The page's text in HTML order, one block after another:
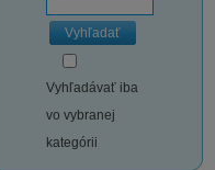
Vyhľadať
Vyhľadávať iba
vo vybranej
kategórii